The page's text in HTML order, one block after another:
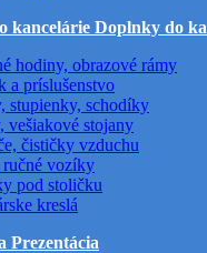
Doplnky do
hodiny, obrazové rámy
a príslušenstvo
stupienky, schodíky
vešiakové stojany
čističky vzduchu
vozíky
pod stoličku
kreslá
Prezentácia